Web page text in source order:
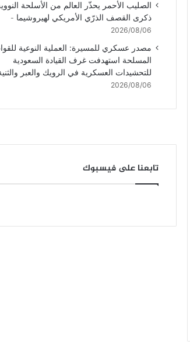
الصليب الأحمر يحذّر العالم من الأسلحة
ذكرى القصف الذرّي الأمريكي لهيروشيما
2026/08/06
مصدر عسكري للمسيرة: العملية النوعية
المسلحة استهدفت غرف القيادة السعودية
للتحشيدات العسكرية في الرويك والعبر
2026/08/06
تابعنا على فيسبوك